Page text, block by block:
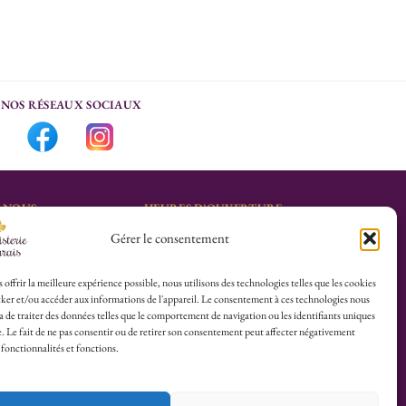
Gérer le consentement
offrir la meilleure expérience possible, nous utilisons des technologies telles que les cookies
et/ou accéder aux informations de l'appareil. Le consentement à ces technologies nous
de traiter des données telles que le comportement de navigation ou les identifiants uniques
Le fait de ne pas consentir ou de retirer son consentement peut affecter négativement
fonctionnalités et fonctions.
NOS RÉSEAUX SOCIAUX
:
Calvaire
HEURES D’OUVERTURE
Lu-Sa : 10h30/13h30 –
Dim (Oct à Mai) : 12h/17h30